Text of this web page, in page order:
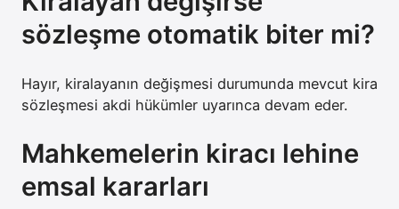
sözleşme otomatik biter mi?
Hayır, kiralayanın değişmesi durumunda mevcut kira
sözleşmesi akdi hükümler uyarınca devam eder.
Mahkemelerin kiracı lehine
emsal kararları